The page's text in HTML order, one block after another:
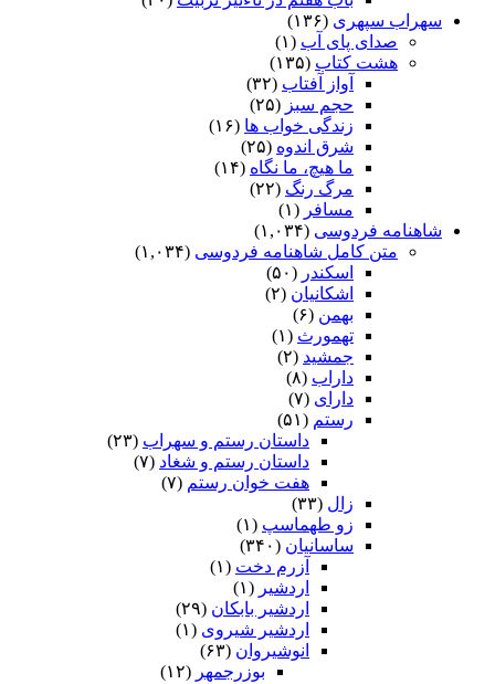
سهراب سپهری (۱۳۶)
صدای پای آب (۱)
هشت کتاب (۱۳۵)
آواز آفتاب (۳۲)
حجم سبز (۲۵)
زندگی خواب ها (۱۶)
شرق اندوه (۲۵)
ما هیچ، ما نگاه (۱۴)
مرگ رنگ (۲۲)
مسافر (۱)
شاهنامه فردوسی (۱,۰۳۴)
متن کامل شاهنامه فردوسی (۱,۰۳۴)
اسکندر (۵۰)
اشکانیان (۲)
بهمن (۶)
تهمورث (۱)
جمشید (۲)
داراب (۸)
دارای (۷)
رستم (۵۱)
داستان رستم و سهراب (۲۳)
داستان رستم و شغاد (۷)
هفت خوان رستم‏ (۷)
زال (۳۳)
زو طهماسپ‏ (۱)
ساسانیان (۳۴۰)
آزرم دخت (۱)
اردشیر (۱)
اردشیر بابکان (۲۹)
اردشیر شیروی (۱)
انوشیروان (۶۳)
بوزرجمهر (۱۲)